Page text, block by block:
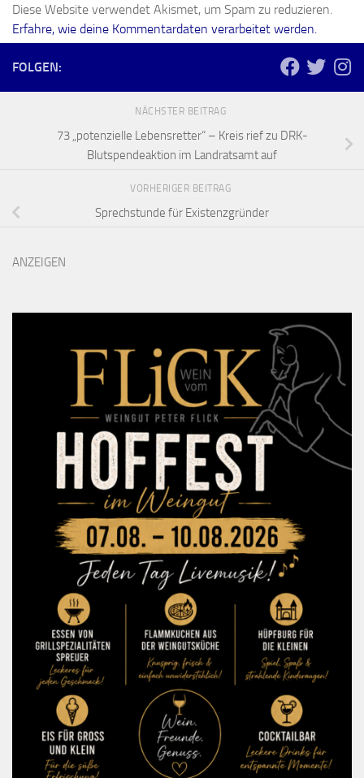
Diese Website verwendet Akismet, um Spam zu reduzieren.
Erfahre, wie deine Kommentardaten verarbeitet werden.
FOLGEN:
NÄCHSTER BEITRAG
73 „potenzielle Lebensretter“ – Kreis rief zu DRK-
Blutspendeaktion im Landratsamt auf
VORHERIGER BEITRAG
Sprechstunde für Existenzgründer
ANZEIGEN